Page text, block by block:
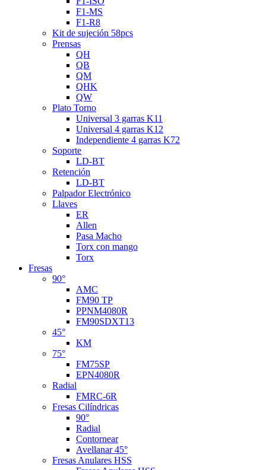
F1-MS
F1-R8
Kit de sujeción 58pcs
Prensas
QH
QB
QM
QHK
QW
Plato Torno
Universal 3 garras K11
Universal 4 garras K12
Independiente 4 garras K72
Soporte
LD-BT
Retención
LD-BT
Palpador Electrónico
Llaves
ER
Allen
Pasa Macho
Torx con mango
Torx
Fresas
90°
AMC
FM90 TP
PPNM4080R
FM90SDXT13
45°
KM
75°
FM75SP
EPN4080R
Radial
FMRC-6R
Fresas Cilíndricas
90°
Radial
Contornear
Avellanar 45°
Fresas Anulares HSS